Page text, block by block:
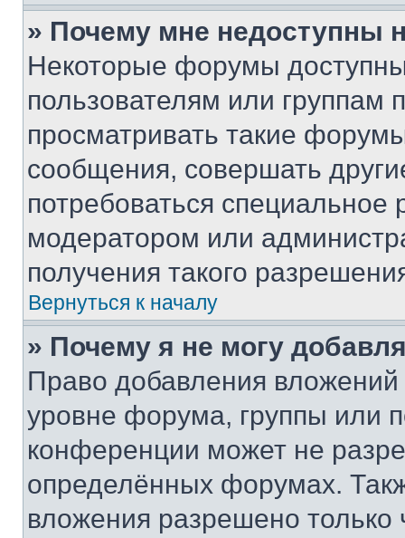
» Почему мне недоступны
Некоторые форумы
пользователям или группам
просматривать такие
сообщения, совершать
потребоваться
модератором или
получения такого
Вернуться к началу
» Почему я не могу
Право добавления
уровне форума, группы или
конференции может не
определённых форумах.
вложения разрешено